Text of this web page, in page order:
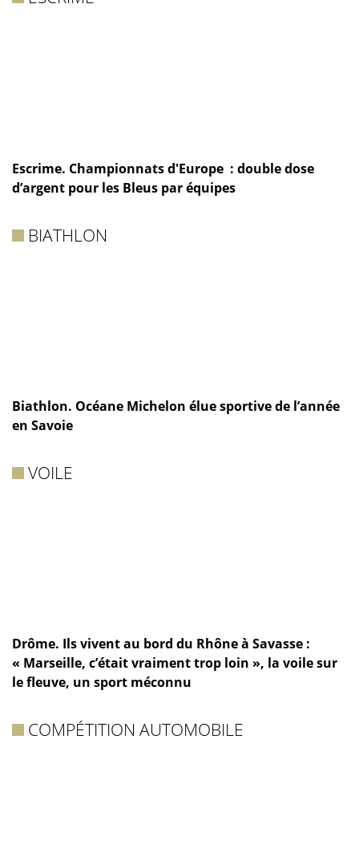
Escrime. Championnats d'Europe : double dose
d’argent pour les Bleus par équipes
BIATHLON
Biathlon. Océane Michelon élue sportive de l’année
en Savoie
VOILE
Drôme. Ils vivent au bord du Rhône à Savasse :
« Marseille, c’était vraiment trop loin », la voile sur
le fleuve, un sport méconnu
COMPÉTITION AUTOMOBILE